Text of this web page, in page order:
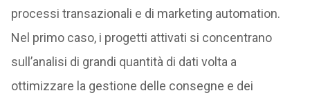
processi transazionali e di marketing automation.
Nel primo caso, i progetti attivati si concentrano
sull’analisi di grandi quantità di dati volta a
ottimizzare la gestione delle consegne e dei